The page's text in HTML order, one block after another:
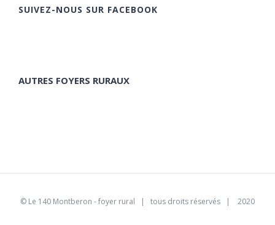
SUIVEZ-NOUS SUR FACEBOOK
AUTRES FOYERS RURAUX
© Le 140 Montberon - foyer rural | tous droits réservés | 2020